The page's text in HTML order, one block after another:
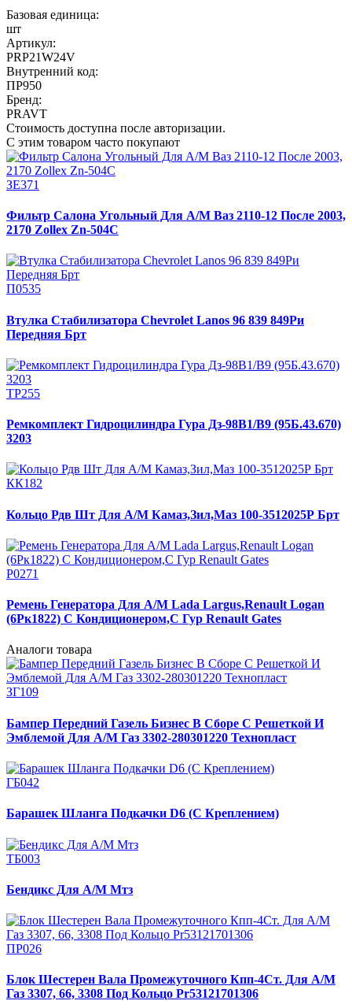
Базовая единица:
шт
Артикул:
PRP21W24V
Внутренний код:
ПР950
Бренд:
PRAVT
Стоимость доступна после авторизации.
С этим товаром часто покупают
ЗЕ371
Фильтр Салона Угольный Для А/М Ваз 2110-12 После 2003,
2170 Zollex Zn-504C
П0535
Втулка Стабилизатора Chevrolet Lanos 96 839 849Ри
Передняя Брт
ТР255
Ремкомплект Гидроцилиндра Гура Дз-98В1/В9 (95Б.43.670)
3203
КК182
Кольцо Рдв Шт Для А/М Камаз,Зил,Маз 100-3512025Р Брт
Р0271
Ремень Генератора Для А/М Lada Largus,Renault Logan
(6Рк1822) С Кондиционером,С Гур Renault Gates
Аналоги товара
ЗГ109
Бампер Передний Газель Бизнес В Сборе С Решеткой И
Эмблемой Для А/М Газ 3302-280301220 Технопласт
ГБ042
Барашек Шланга Подкачки D6 (С Креплением)
ТБ003
Бендикс Для А/М Мтз
ПР026
Блок Шестерен Вала Промежуточного Кпп-4Ст. Для А/М
Газ 3307, 66, 3308 Под Кольцо Pr53121701306